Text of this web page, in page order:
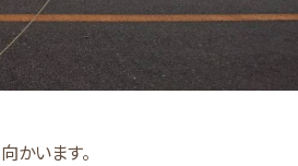
います。